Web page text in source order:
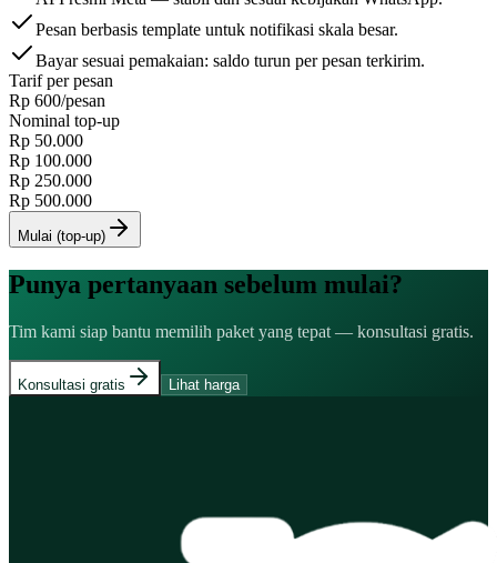
Pesan berbasis template untuk notifikasi skala besar.
Bayar sesuai pemakaian: saldo turun per pesan terkirim.
Tarif per pesan
Rp 600/pesan
Nominal top-up
Rp 50.000
Rp 100.000
Rp 250.000
Rp 500.000
Mulai (top-up)
Punya pertanyaan sebelum mulai?
Tim kami siap bantu memilih paket yang tepat — konsultasi gratis.
Konsultasi gratis Lihat harga